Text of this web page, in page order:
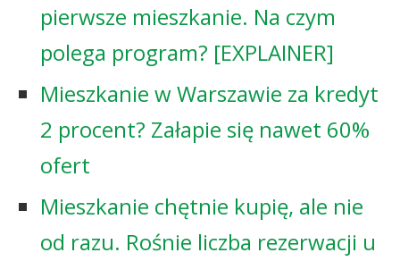
pierwsze mieszkanie. Na czym
polega program? [EXPLAINER]
Mieszkanie w Warszawie za kredyt
2 procent? Załapie się nawet 60%
ofert
Mieszkanie chętnie kupię, ale nie
od razu. Rośnie liczba rezerwacji u